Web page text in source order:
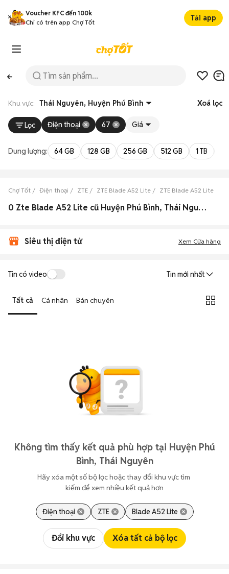
Voucher KFC đến 100k
Chỉ có trên app Chợ Tốt
Tải app
Khu vực: Thái Nguyên, Huyện Phú Bình Xoá lọc
Lọc Điện thoại 67 Giá
Dung lượng: 64 GB 128 GB 256 GB 512 GB 1 TB
Chợ Tốt Điện thoại ZTE ZTE Blade A52 Lite ZTE Blade A52 Lite
0 Zte Blade A52 Lite cũ Huyện Phú Bình, Thái Nguyên đẹp
Siêu thị điện tử Xem Cửa hàng
Tin có video Tin mới nhất
Tất cả Cá nhân Bán chuyên
Không tìm thấy kết quả phù hợp tại Huyện Phú
Bình, Thái Nguyên
Hãy xóa một số bộ lọc hoặc thay đổi khu vực tìm
kiếm để xem nhiều kết quả hơn
Điện thoại ZTE Blade A52 Lite
Đổi khu vực Xóa tất cả bộ lọc